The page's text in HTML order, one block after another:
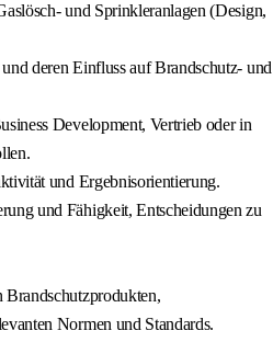
und Sprinkleranlagen (Design,
deren Einfluss auf Brandschutz- und
Development, Vertrieb oder in
und Ergebnisorientierung.
und Fähigkeit, Entscheidungen zu
Brandschutzprodukten,
Normen und Standards.